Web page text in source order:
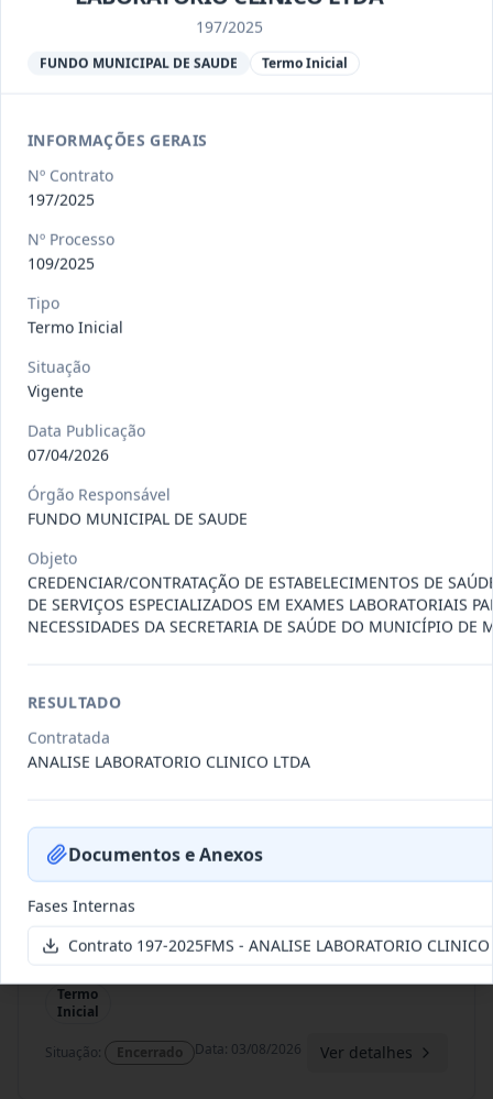
Termo
Inicial
contrato a contratação de emp
Situação
2023
Inicial
para apresentação musi
Situação
011-
Termo
Inicial
Contratação de empresa especializada
Situação: Encerrado Data: 04/08/2026 Ver detalhes
2023
Data:03/08/2026
009-
Termo
Inicial
Contratação de pessoa jurídica para
Situação: Encerrado Data: 03/08/2026 Ver detalhes
197/2025
FUNDO MUNICIPAL DE SAUDE Termo Inicial
INFORMAÇÕES GERAIS
Nº Contrato
197/2025
Nº Processo
109/2025
Tipo
Termo Inicial
Situação
Vigente
Data Publicação
07/04/2026
Órgão Responsável
FUNDO MUNICIPAL DE SAUDE
Objeto
CREDENCIAR/CONTRATAÇÃO DE ESTABELECIMENTOS DE
DE SERVIÇOS ESPECIALIZADOS EM EXAMES LABORATORIAIS
NECESSIDADES DA SECRETARIA DE SAÚDE DO MUNICÍPIO DE
RESULTADO
Contratada
ANALISE LABORATORIO CLINICO LTDA
Documentos e Anexos
Fases Internas
Contrato 197-2025FMS - ANALISE LABORATORIO